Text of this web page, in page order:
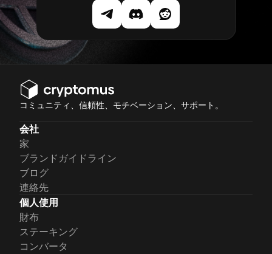
コミュニティ、信頼性、モチベーション、サポート。
会社
家
ブランドガイドライン
ブログ
連絡先
個人使用
財布
ステーキング
コンバータ